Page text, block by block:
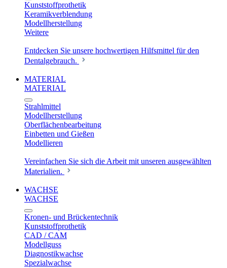
Kunststoffprothetik
Keramikverblendung
Modellherstellung
Weitere
Entdecken Sie unsere hochwertigen Hilfsmittel für den
Dentalgebrauch.
MATERIAL
MATERIAL
Strahlmittel
Modellherstellung
Oberflächenbearbeitung
Einbetten und Gießen
Modellieren
Vereinfachen Sie sich die Arbeit mit unseren ausgewählten
Materialien.
WACHSE
WACHSE
Kronen- und Brückentechnik
Kunststoffprothetik
CAD / CAM
Modellguss
Diagnostikwachse
Spezialwachse